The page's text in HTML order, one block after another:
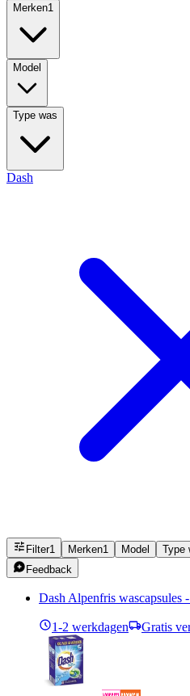
Merken1
Model
Type was
Dash
Filter1 Merken1 Model
Type
Feedback
Dash Alpenfris wascapsules
1-2 werkdagen Gratis